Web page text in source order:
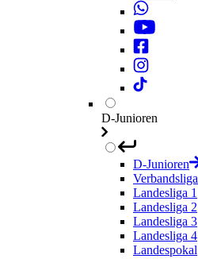
D-Junioren
D-Junioren
Verbandsliga
Landesliga 1
Landesliga 2
Landesliga 3
Landesliga 4
Landespokal